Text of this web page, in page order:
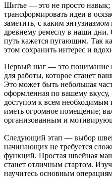
Шитье — это не просто навык;
трансформировать идеи в
заметить, с каким
древнему ремеслу в наши дни.
путь кажется пугающим. Так
этом сохранить интерес и
Первый шаг — это понимание
для работы, которое станет
Это может быть небольшая
оформленная по вашему
доступом к всем необходимым
иметь огромное помещение;
организованным и
Следующий этап — выбор
начинающих не требуется
функций. Простая швейная
станет отличным стартом.
научитесь основным